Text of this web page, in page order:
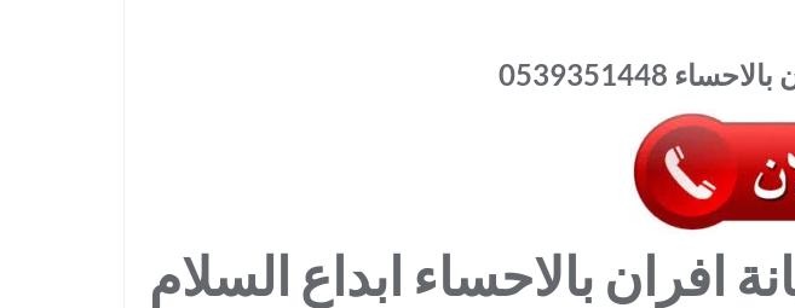
0539351448
افران بالاحساء ابداع السلام